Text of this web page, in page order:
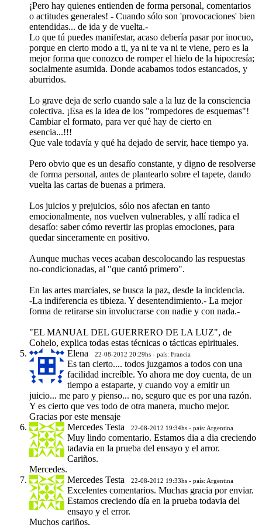
¡Pero hay quienes entienden de forma personal, comentarios
o actitudes generales! - Cuando sólo son 'provocaciones' bien
entendidas... de ida y de vuelta.-
Lo que tú puedes manifestar, acaso debería pasar por inocuo,
porque en cierto modo a ti, ya ni te va ni te viene, pero es la
mejor forma que conozco de romper el hielo de la hipocresía;
socialmente asumida. Donde acabamos todos estancados, y
aburridos.
Lo grave deja de serlo cuando sale a la luz de la consciencia
colectiva. ¡Esa es la idea de los "rompedores de esquemas"!
Cambiar el formato, para ver qué hay de cierto en
esencia...!!!
Que vale todavía y qué ha dejado de servir, hace tiempo ya.
Pero obvio que es un desafío constante, y digno de resolverse
de forma personal, antes de plantearlo sobre el tapete, dando
vuelta las cartas de buenas a primera.
Los juicios y prejuicios, sólo nos afectan en tanto
emocionalmente, nos vuelven vulnerables, y allí radica el
desafío: saber cómo revertir las propias emociones, para
quedar sinceramente en positivo.
Aunque muchas veces acaban descolocando las respuestas
no-condicionadas, al "que cantó primero".
En las artes marciales, se busca la paz, desde la incidencia.
-La indiferencia es tibieza. Y desentendimiento.- La mejor
forma de retirarse sin involucrarse con nadie y con nada.-
"EL MANUAL DEL GUERRERO DE LA LUZ", de
Cohelo, explica todas estas técnicas o tácticas epirituales.
Elena
22-08-2012 20:29hs - país: Francia
Es tan cierto.... todos juzgamos a todos con una
facilidad increíble. Yo ahora me doy cuenta, de un
tiempo a estaparte, y cuando voy a emitir un
juicio... me paro y pienso... no, seguro que es por una razón.
Y es cierto que ves todo de otra manera, mucho mejor.
Gracias por este mensaje
Mercedes Testa
22-08-2012 19:34hs - país: Argentina
Muy lindo comentario. Estamos dia a dia creciendo
tadavia en la prueba del ensayo y el arror.
Cariños.
Mercedes.
Mercedes Testa
22-08-2012 19:33hs - país: Argentina
Excelentes comentarios. Muchas gracia por enviar.
Estamos creciendo día en la prueba todavia del
ensayo y el error.
Muchos cariños.